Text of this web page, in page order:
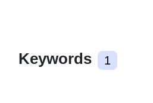
Keywords 1